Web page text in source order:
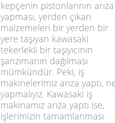
kepçenin pistonlarının arıza
yapması, yerden çıkan
malzemeleri bir yerden bir
yere taşıyan kawasaki
tekerlekli bir taşıyıcının
şanzımanın dağılması
mümkündür. Peki, iş
makinelerimiz arıza yaptı,
yapmalıyız. Kawasaki iş
makinamız arıza yaptı ise,
işlerimizin tamamlanması